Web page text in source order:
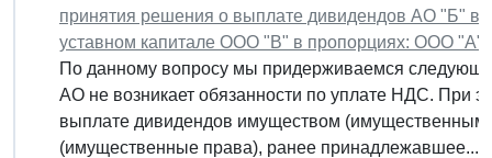
принятия решения о выплате дивидендов АО "Б" в
уставном капитале ООО "В" в пропорциях: ООО "А"
По данному вопросу мы придерживаемся
АО не возникает обязанности по уплате НДС. При
выплате дивидендов имуществом
(имущественные права), ранее принадлежавшее...